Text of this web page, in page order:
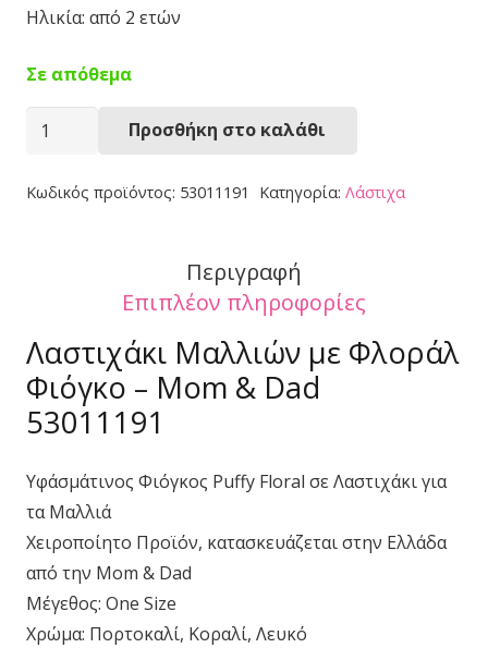
Ηλικία: από 2 ετών
Σε απόθεμα
Λαστιχάκι
53011191
Προσθήκη στο καλάθι
Κωδικός προϊόντος: 53011191 Κατηγορία: Λάστιχα
Περιγραφή
Επιπλέον πληροφορίες
Λαστιχάκι Μαλλιών με Φλοράλ
Φιόγκο – Mom & Dad
53011191
Υφάσμάτινος Φιόγκος Puffy Floral σε Λαστιχάκι για
τα Μαλλιά
Χειροποίητο Προϊόν, κατασκευάζεται στην Ελλάδα
από την Mom & Dad
Μέγεθος: One Size
Χρώμα: Πορτοκαλί, Κοραλί, Λευκό